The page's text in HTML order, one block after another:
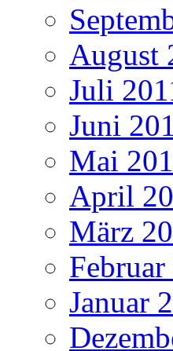
August
Juli
Juni
Mai
April
März
Februar
Januar